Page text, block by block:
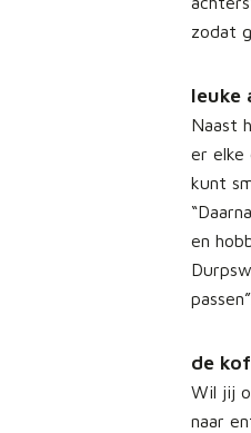
zodat
leuke
Naast
er elke
kunt
en
passen”.
de
Wil jij
naar